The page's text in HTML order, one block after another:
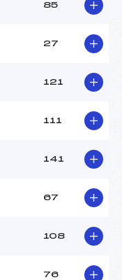
85
27
121
111
141
67
108
76